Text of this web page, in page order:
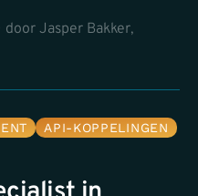
Jasper Bakker,
API-KOPPELINGEN